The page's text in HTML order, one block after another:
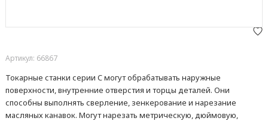
Артикул: 66867
Токарные станки серии C могут обрабатывать наружные
поверхности, внутренние отверстия и торцы деталей. Они
способны выполнять сверление, зенкерование и нарезание
масляных канавок. Могут нарезать метрическую, дюймовую,